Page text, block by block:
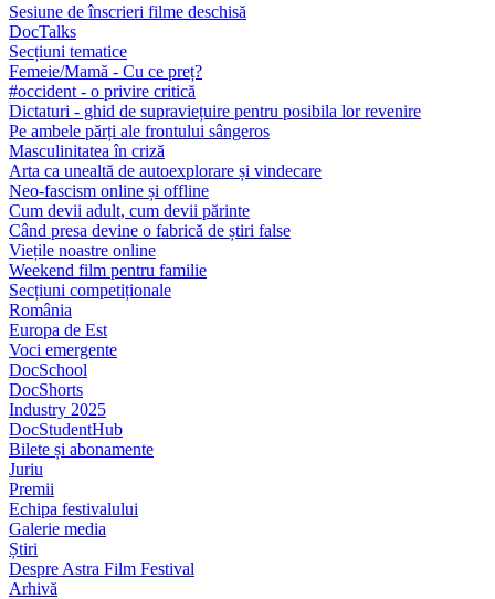
Sesiune de înscrieri filme deschisă
DocTalks
Secțiuni tematice
Femeie/Mamă - Cu ce preț?
#occident - o privire critică
Dictaturi - ghid de supraviețuire pentru posibila lor revenire
Pe ambele părți ale frontului sângeros
Masculinitatea în criză
Arta ca unealtă de autoexplorare și vindecare
Neo-fascism online și offline
Cum devii adult, cum devii părinte
Când presa devine o fabrică de știri false
Viețile noastre online
Weekend film pentru familie
Secțiuni competiționale
România
Europa de Est
Voci emergente
DocSchool
DocShorts
Industry 2025
DocStudentHub
Bilete și abonamente
Juriu
Premii
Echipa festivalului
Galerie media
Știri
Despre Astra Film Festival
Arhivă